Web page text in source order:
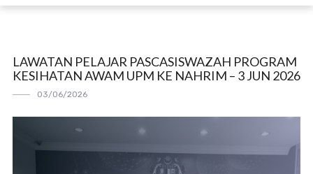
LAWATAN PELAJAR PASCASISWAZAH PROGRAM
KESIHATAN AWAM UPM KE NAHRIM – 3 JUN 2026
03/06/2026